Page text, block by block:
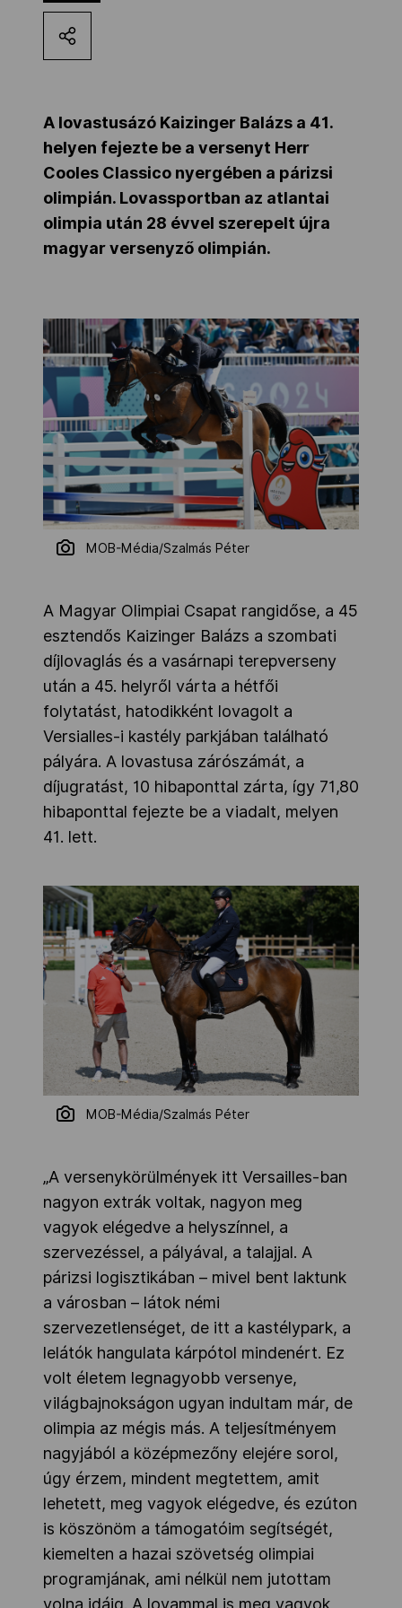
Kettőskarrier-program
Társszervezetek
OVEP
A lovastusázó Kaizinger Balázs a 41.
helyen fejezte be a versenyt Herr
Cooles Classico nyergében a párizsi
olimpián. Lovassportban az atlantai
olimpia után 28 évvel szerepelt újra
magyar versenyző olimpián.
MOB-Média/Szalmás Péter
A Magyar Olimpiai Csapat rangidőse, a 45
esztendős Kaizinger Balázs a szombati
díjlovaglás és a vasárnapi terepverseny
után a 45. helyről várta a hétfői
folytatást, hatodikként lovagolt a
Versialles-i kastély parkjában található
pályára. A lovastusa zárószámát, a
díjugratást, 10 hibaponttal zárta, így 71,80
hibaponttal fejezte be a viadalt, melyen
41. lett.
MOB-Média/Szalmás Péter
„A versenykörülmények itt Versailles-ban
nagyon extrák voltak, nagyon meg
vagyok elégedve a helyszínnel, a
szervezéssel, a pályával, a talajjal. A
párizsi logisztikában – mivel bent laktunk
a városban – látok némi
szervezetlenséget, de itt a kastélypark, a
lelátók hangulata kárpótol mindenért. Ez
volt életem legnagyobb versenye,
világbajnokságon ugyan indultam már, de
olimpia az mégis más. A teljesítményem
nagyjából a középmezőny elejére sorol,
úgy érzem, mindent megtettem, amit
lehetett, meg vagyok elégedve, és ezúton
is köszönöm a támogatóim segítségét,
kiemelten a hazai szövetség olimpiai
programjának, ami nélkül nem jutottam